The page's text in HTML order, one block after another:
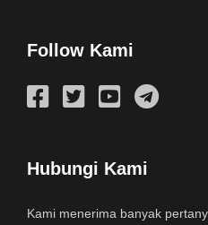
Follow Kami
Hubungi Kami
Kami menerima banyak